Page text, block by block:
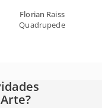
Florian Raiss
Quadrupede